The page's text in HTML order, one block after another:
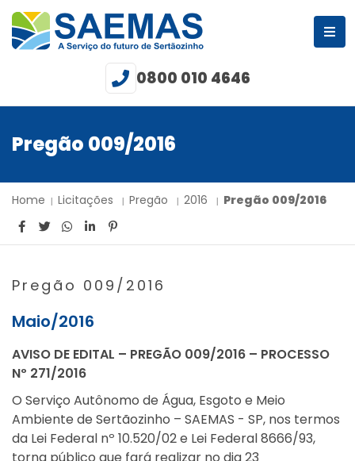
0800 010 4646
Pregão 009/2016
Home Licitações Pregão 2016 Pregão 009/2016
Pregão 009/2016
Maio/2016
AVISO DE EDITAL – PREGÃO 009/2016 – PROCESSO
Nº 271/2016
O Serviço Autônomo de Água, Esgoto e Meio
Ambiente de Sertãozinho – SAEMAS - SP, nos termos
da Lei Federal nº 10.520/02 e Lei Federal 8666/93,